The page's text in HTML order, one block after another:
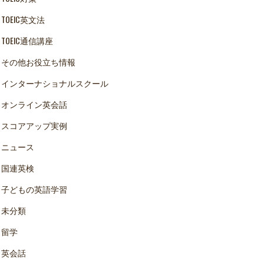
TOEIC英文法
TOEIC通信講座
その他お役立ち情報
インターナショナルスクール
オンライン英会話
スコアアップ実例
ニュース
国連英検
子どもの英語学習
未分類
留学
英会話